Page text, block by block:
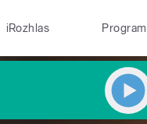
iRozhlas Program